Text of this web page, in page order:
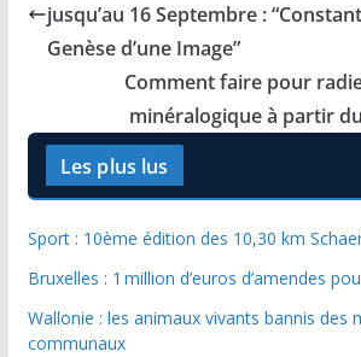
jusqu’au 16 Septembre :
Genèse d’une Image”
Comment faire pour
minéralogique à partir
Les plus lus
Sport : 10ème édition des 10,30 km
Bruxelles : 1 million d’euros d’amendes
Wallonie : les animaux vivants bannis des
communaux